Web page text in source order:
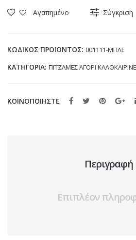
SPIDERMAN
(3-
ΕΤΩΝ)
Αγαπημένο Σύγκριση
ΚΩΔΙΚΌΣ ΠΡΟΪΌΝΤΟΣ: 001111-ΜΠΛΕ
ΚΑΤΗΓΟΡΊΑ: ΠΙΤΖΑΜΕΣ ΑΓΟΡΙ
ΚΟΙΝΟΠΟΙΗΣΤΕ
Περιγραφή
Επιπλέον